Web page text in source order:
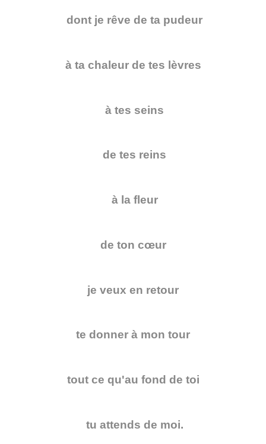
dont je rêve de ta pudeur
à ta chaleur de tes lèvres
à tes seins
de tes reins
à la fleur
de ton cœur
je veux en retour
te donner à mon tour
tout ce qu'au fond de toi
tu attends de moi.